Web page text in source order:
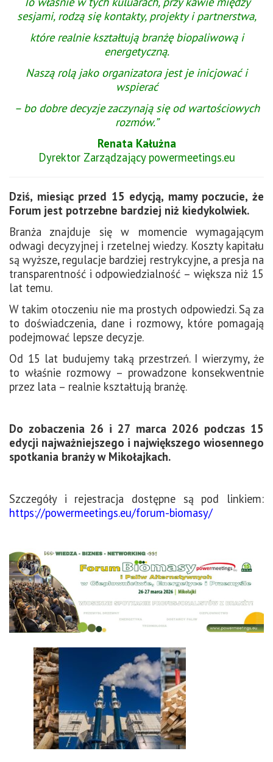
sesjami, rodzą się kontakty, projekty i partnerstwa,
które realnie kształtują branżę biopaliwową i
energetyczną.
Naszą rolą jako organizatora jest je inicjować i
wspierać
– bo dobre decyzje zaczynają się od wartościowych
rozmów.”
Renata Kałużna
Dyrektor Zarządzający powermeetings.eu
Dziś, miesiąc przed 15 edycją, mamy poczucie, że
Forum jest potrzebne bardziej niż kiedykolwiek.
Branża znajduje się w momencie wymagającym
odwagi decyzyjnej i rzetelnej wiedzy. Koszty kapitału
są wyższe, regulacje bardziej restrykcyjne, a presja na
transparentność i odpowiedzialność – większa niż 15
lat temu.
W takim otoczeniu nie ma prostych odpowiedzi. Są za
to doświadczenia, dane i rozmowy, które pomagają
podejmować lepsze decyzje.
Od 15 lat budujemy taką przestrzeń. I wierzymy, że
to właśnie rozmowy – prowadzone konsekwentnie
przez lata – realnie kształtują branżę.
Do zobaczenia 26 i 27 marca 2026 podczas 15
edycji najważniejszego i największego wiosennego
spotkania branży w Mikołajkach.
Szczegóły i rejestracja dostępne są pod linkiem:
https://powermeetings.eu/forum-biomasy/